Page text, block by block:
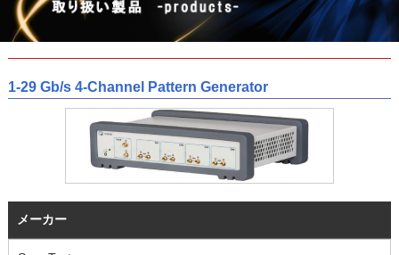
1-29 Gb/s 4-Channel Pattern Generator
メーカー